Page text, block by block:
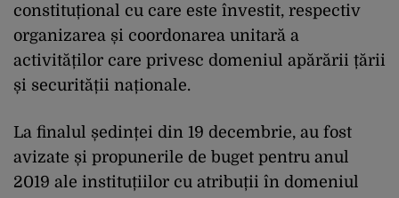
constituțional cu care este învestit, respectiv
organizarea și coordonarea unitară a
activităților care privesc domeniul apărării țării
și securității naționale.
La finalul ședinței din 19 decembrie, au fost
avizate și propunerile de buget pentru anul
2019 ale instituțiilor cu atribuții în domeniul